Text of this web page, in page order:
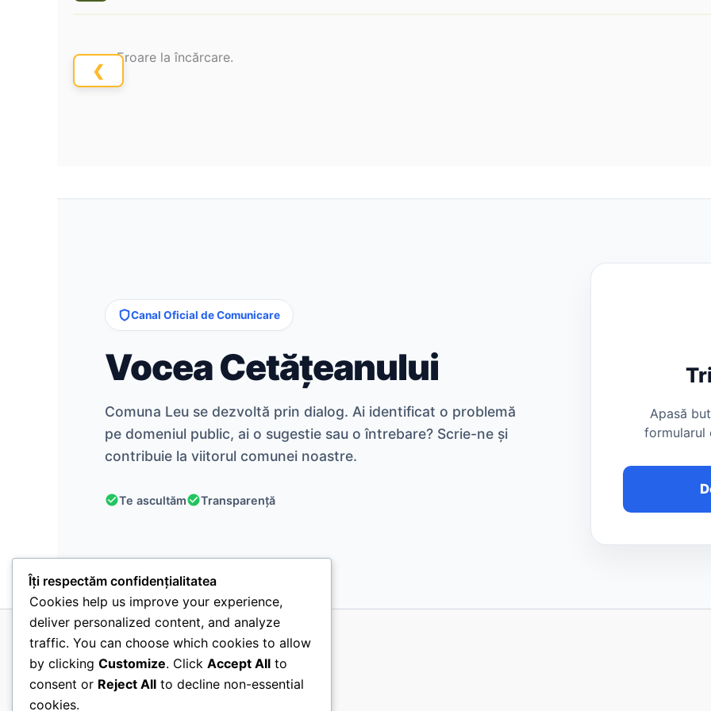
❮
Eroare la încărcare.
Canal Oficial de Comunicare
Vocea Cetățeanului
Comuna Leu se dezvoltă prin dialog. Ai identificat o problemă
pe domeniul public, ai o sugestie sau o întrebare? Scrie-ne și
contribuie la viitorul comunei noastre.
Te ascultăm Transparență
Apasă
formularul
Consiliul Local Leu
Avizier
Blog
Îți respectăm confidențialitatea
Cookies help us improve your experience,
deliver personalized content, and analyze
traffic. You can choose which cookies to allow
by clicking Customize. Click Accept All to
consent or Reject All to decline non-essential
cookies.